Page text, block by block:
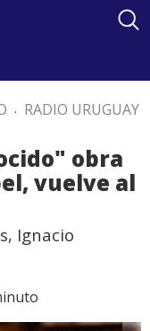
. RADIO URUGUAY
obra
vuelve al
Ignacio